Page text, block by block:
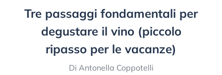
Tre passaggi fondamentali per
degustare il vino (piccolo
ripasso per le vacanze)
Di Antonella Coppotelli